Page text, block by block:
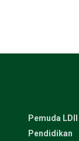
Pemuda LDII
Pendidikan